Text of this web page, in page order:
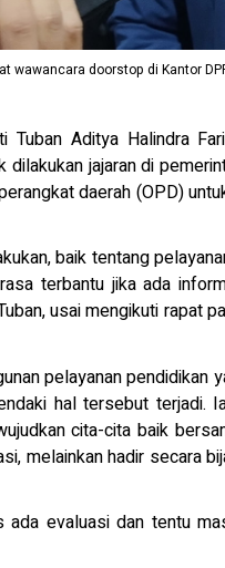
wawancara doorstop di Kantor
Tuban Aditya Halindra
jajaran di
daerah (OPD)
baik tentang
terbantu jika ada
usai mengikuti rapat
pelayanan
hal tersebut terjadi.
cita-cita baik
melainkan hadir secara
ada evaluasi dan tentu